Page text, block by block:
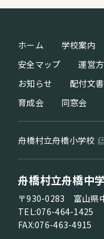
ホーム 学校案内
安全マップ
運営
お知らせ
配付文書
育成会
同窓会
舟橋村立舟橋小学校
舟橋村立舟橋中
〒930-0283 富山県
TEL:076-464-1425
FAX:076-463-4915